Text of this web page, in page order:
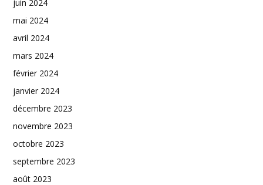
juin 2024
mai 2024
avril 2024
mars 2024
février 2024
janvier 2024
décembre 2023
novembre 2023
octobre 2023
septembre 2023
août 2023